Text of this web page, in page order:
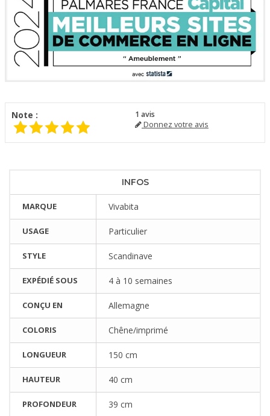
Note : 1 avis
Donnez votre avis
INFOS
MARQUE Vivabita
USAGE Particulier
STYLE Scandinave
EXPÉDIÉ SOUS 4 à 10 semaines
CONÇU EN Allemagne
COLORIS Chêne/imprimé
LONGUEUR 150 cm
HAUTEUR 40 cm
PROFONDEUR 39 cm